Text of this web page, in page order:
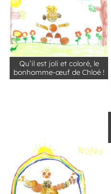
Qu’il est joli et coloré, le
bonhomme-œuf de Chloé !